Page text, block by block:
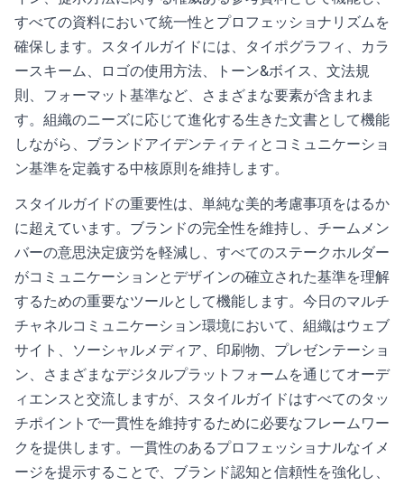
すべての資料において統一性とプロフェッショナリズムを
確保します。スタイルガイドには、タイポグラフィ、カラ
ースキーム、ロゴの使用方法、トーン&ボイス、文法規
則、フォーマット基準など、さまざまな要素が含まれま
す。組織のニーズに応じて進化する生きた文書として機能
しながら、ブランドアイデンティティとコミュニケーショ
ン基準を定義する中核原則を維持します。
スタイルガイドの重要性は、単純な美的考慮事項をはるか
に超えています。ブランドの完全性を維持し、チームメン
バーの意思決定疲労を軽減し、すべてのステークホルダー
がコミュニケーションとデザインの確立された基準を理解
するための重要なツールとして機能します。今日のマルチ
チャネルコミュニケーション環境において、組織はウェブ
サイト、ソーシャルメディア、印刷物、プレゼンテーショ
ン、さまざまなデジタルプラットフォームを通じてオーデ
ィエンスと交流しますが、スタイルガイドはすべてのタッ
チポイントで一貫性を維持するために必要なフレームワー
クを提供します。一貫性のあるプロフェッショナルなイメ
ージを提示することで、ブランド認知と信頼性を強化し、